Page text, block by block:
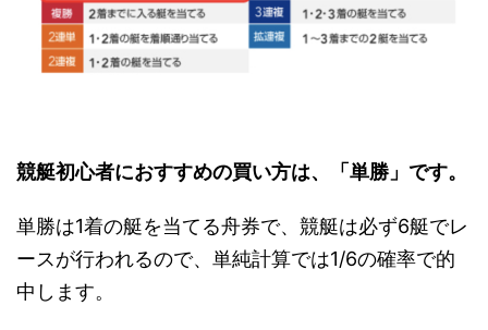
競艇初心者におすすめの買い方は、「単勝」です。
単勝は1着の艇を当てる舟券で、競艇は必ず6艇でレ
ースが行われるので、単純計算では1/6の確率で的
中します。